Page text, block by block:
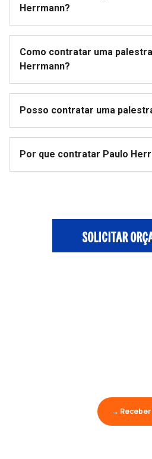
Herrmann?
Como contratar uma
Herrmann?
Posso contratar uma
Por que contratar Paulo
SOLICITAR
→